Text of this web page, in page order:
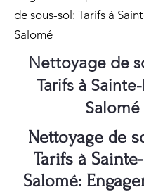
de sous-sol: Tarifs à
Salomé
Nettoyage de
Tarifs à
Salomé
Nettoyage de
Tarifs à
Salomé: